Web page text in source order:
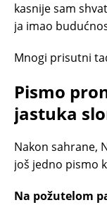
kasnije sam
ja imao
Mnogi prisutni
Pismo
jastuka
Nakon sahrane,
još jedno pismo
Na požutelom